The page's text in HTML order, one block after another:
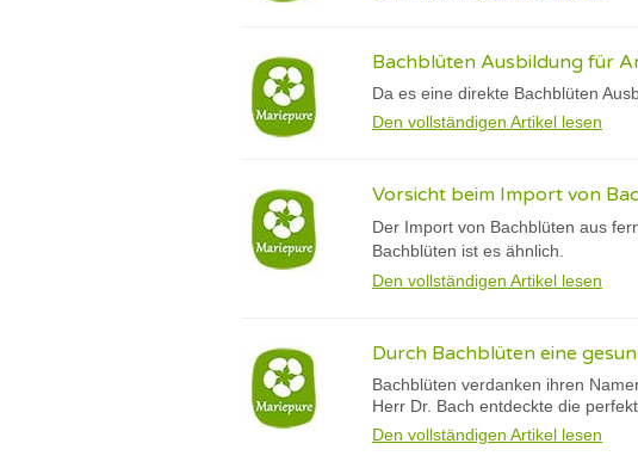
Bachblüten Ausbildung für
Da es eine direkte Bachblüten
Den vollständigen Artikel lesen
Vorsicht beim Import von
Der Import von Bachblüten aus
Bachblüten ist es ähnlich.
Den vollständigen Artikel lesen
Durch Bachblüten eine
Bachblüten verdanken ihren
Herr Dr. Bach entdeckte die
Den vollständigen Artikel lesen